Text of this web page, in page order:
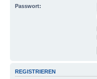
Passwort:
REGISTRIEREN